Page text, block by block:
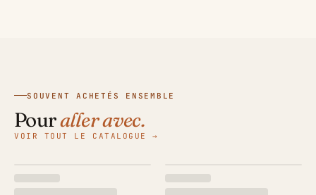
SOUVENT ACHETÉS ENSEMBLE
Pouraller avec.
VOIR TOUT LE CATALOGUE →